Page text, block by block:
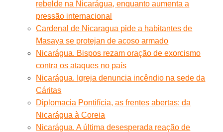
rebelde na Nicarágua, enquanto aumenta a
pressão internacional
Cardenal de Nicaragua pide a habitantes de
Masaya se protejan de acoso armado
Nicarágua. Bispos rezam oração de exorcismo
contra os ataques no país
Nicarágua. Igreja denuncia incêndio na sede da
Cáritas
Diplomacia Pontifícia, as frentes abertas: da
Nicarágua à Coreia
Nicarágua. A última desesperada reação de